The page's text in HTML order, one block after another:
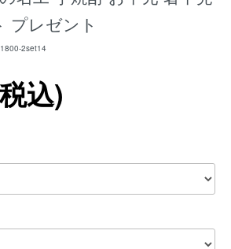
プレゼント
2set14
込)